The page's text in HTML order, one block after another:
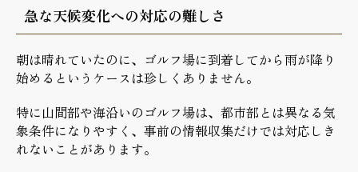
急な天候変化への対応の難しさ
朝は晴れていたのに、ゴルフ場に到着してから雨が降り
始めるというケースは珍しくありません。
特に山間部や海沿いのゴルフ場は、都市部とは異なる気
象条件になりやすく、事前の情報収集だけでは対応しき
れないことがあります。